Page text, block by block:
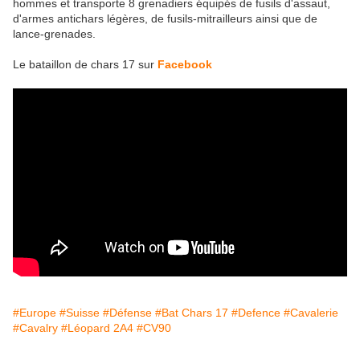
hommes et transporte 8 grenadiers équipés de fusils d'assaut,
d'armes antichars légères, de fusils-mitrailleurs ainsi que de
lance-grenades.
Le bataillon de chars 17 sur Facebook
#Europe #Suisse #Défense #Bat Chars 17 #Defence #Cavalerie
#Cavalry #Léopard 2A4 #CV90